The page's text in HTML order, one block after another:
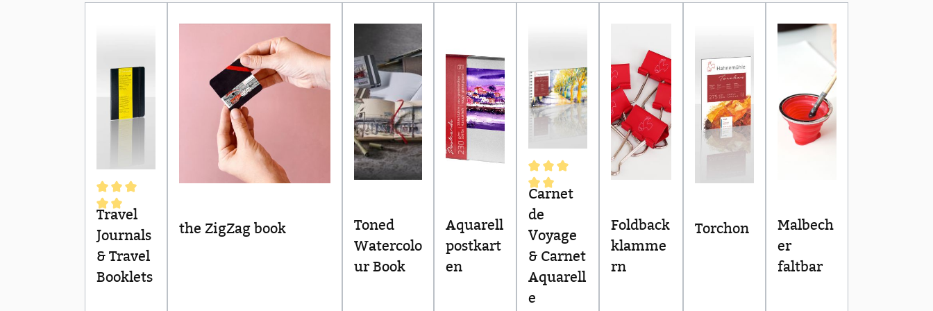
Durchschnittliche Bewertung von 5 von 5 Sternen
Travel
Journals
& Travel
Booklets
the ZigZag book
Toned
Watercolo
ur Book
Aquarell
postkart
en
Durchschnittliche Bewertung von 5 von 5 Sternen
Carnet
de
Voyage
& Carnet
Aquarell
e
Foldback
klamme
rn
Torchon
Malbech
er
faltbar